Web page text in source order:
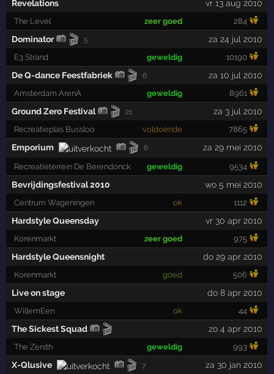
Revelations vr 13 aug 2010
The Level zeer goed 284
Dominator 🎬 5 za 24 jul 2010
E3 Strand geweldig 10190
De Q-dance Feestfabriek 🎬 6 za 10 jul 2010
Amsterdam ArenA geweldig 8961
Ground Zero Festival 🎬 21 za 3 jul 2010
Recreatieplas Bussloo voldoende 7865
Emporium 🎬 6 za 29 mei 2010
Recreatieterrein De Berendonck geweldig 9534
Bevrijdingsfestival 2010 wo 5 mei 2010
Centrum Wageningen ok 1112
Hardstyle Queensday vr 30 apr 2010
Korenmarkt zeer goed 975
Hardstyle Queensnight do 29 apr 2010
Korenmarkt goed 506
Live on stage do 8 apr 2010
WillemEen ok 44
The Sickest Squad 🎬 zo 4 apr 2010
The Zenith geweldig 993
X-Qlusive 🎬 7 za 30 jan 2010